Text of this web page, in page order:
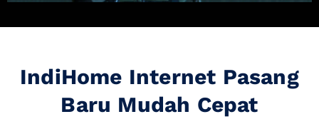
IndiHome Internet Pasang
Baru Mudah Cepat